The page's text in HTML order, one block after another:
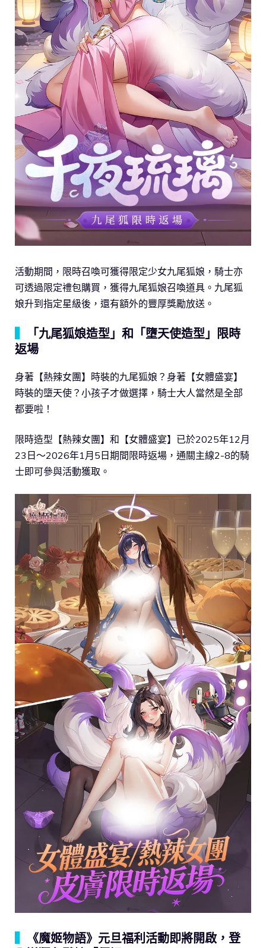
活動期間，限時召喚可獲得限定少女九尾狐娘，騎士亦
可透過限定禮包購買，獲得九尾狐娘召喚道具。九尾狐
娘升到指定星級後，還有額外的豐厚獎勵放送。
「九尾狐娘造型」和「墮天使造型」限時
返場
身著【熱辣女團】時裝的九尾狐娘？身著【女體盛宴】
時裝的墮天使？小孩子才做選擇，騎士大人當然是全部
都要啦！
限時造型【熱辣女團】和【女體盛宴】已於2025年12月
23日～2026年1月5日期間限時返場，通關主線2-8的騎
士即可參與活動獲取。
《魔姬物語》元旦福利活動即將開啟，登